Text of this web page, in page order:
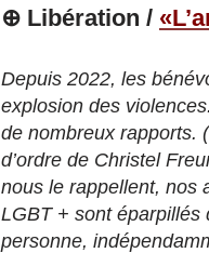
⊕ Libération /
Depuis 2022, les
explosion des
de nombreux rapports.
d’ordre de Christel
nous le rappellent, nos
LGBT + sont éparpillés
personne,